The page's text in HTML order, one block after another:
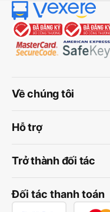
Về chúng tôi
Hỗ trợ
Trở thành đối tác
Đối tác thanh toán